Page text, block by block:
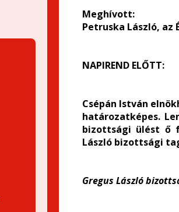
Meghívott:
Petruska László,
NAPIREND ELŐTT:
Csépán István
határozatképes.
bizottsági ülést ő
László bizottsági
Gregus László